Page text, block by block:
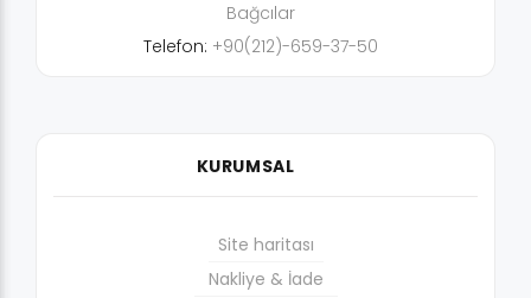
Bağcılar
Telefon: +90(212)-659-37-50
KURUMSAL
Site haritası
Nakliye & İade